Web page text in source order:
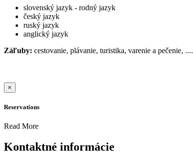
slovenský jazyk - rodný jazyk
český jazyk
ruský jazyk
anglický jazyk
Záľuby: cestovanie, plávanie, turistika, varenie a pečenie, ....
×
Reservations
Read More
Kontaktné informácie